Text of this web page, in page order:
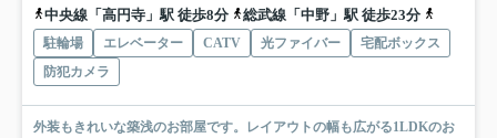
中央線「高円寺」駅 徒歩8分
総武線「中野」駅 徒歩23分
駐輪場 エレベーター CATV 光ファイバー
宅配ボックス
防犯カメラ
外装もきれいな築浅のお部屋です。レイアウトの幅も広がる1LDKのお